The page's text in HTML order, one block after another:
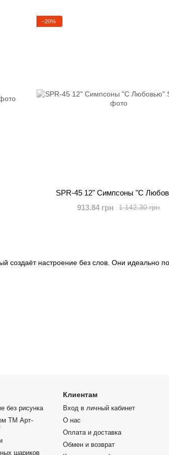
создаёт настроение без слов. Они идеально
−20%
SPR-45 12" Симпсоны "С
1 142.30 грн
913.84 грн
без рисунка
ТМ Арт-
шариков
Клиентам
Вход в личный кабинет
О нас
Оплата и доставка
Обмен и возврат